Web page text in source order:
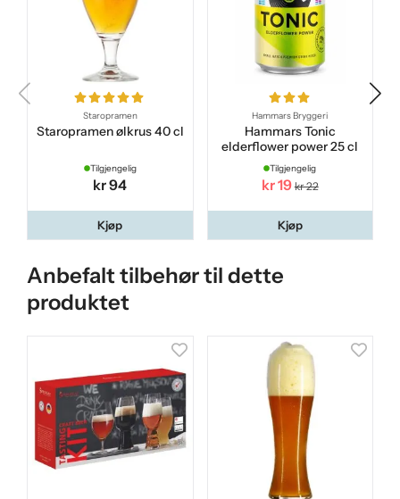
Staropramen
Staropramen ølkrus 40 cl
Tilgjengelig
kr 94
Kjøp
Hammars Bryggeri
Hammars Tonic
elderflower power 25 cl
Tilgjengelig
kr 19 kr 22
Kjøp
Anbefalt tilbehør til dette
produktet